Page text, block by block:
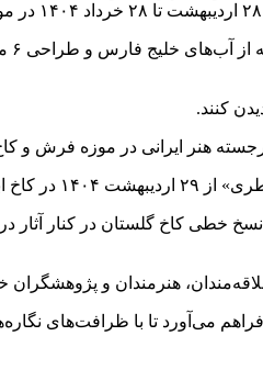
می‌شود.
خطی کاخ گلستان در کنار
هنرمندان و پژوهشگران
می‌آورد تا با ظرافت‌های